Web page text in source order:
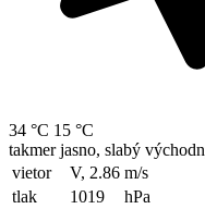
34 °C 15 °C
takmer jasno, slabý
vietor
V, 2.86 m/s
tlak
1019
hPa